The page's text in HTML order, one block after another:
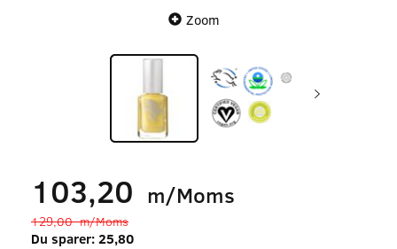
Zoom
103,20 m/Moms
129,00m/Moms
Du sparer: 25,80